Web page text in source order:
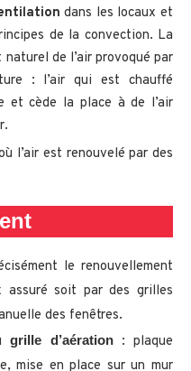
dans les locaux et
de la convection. La
de l’air provoqué par
: l’air qui est chauffé
et cède la place à de l’air
l’air est renouvelé par des
le renouvellement
assuré soit par des grilles
des fenêtres.
grille d’aération: plaque
mise en place sur un mur